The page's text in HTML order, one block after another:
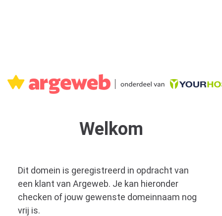
Welkom
Dit domein is geregistreerd in opdracht van
een klant van Argeweb. Je kan hieronder
checken of jouw gewenste domeinnaam nog
vrij is.